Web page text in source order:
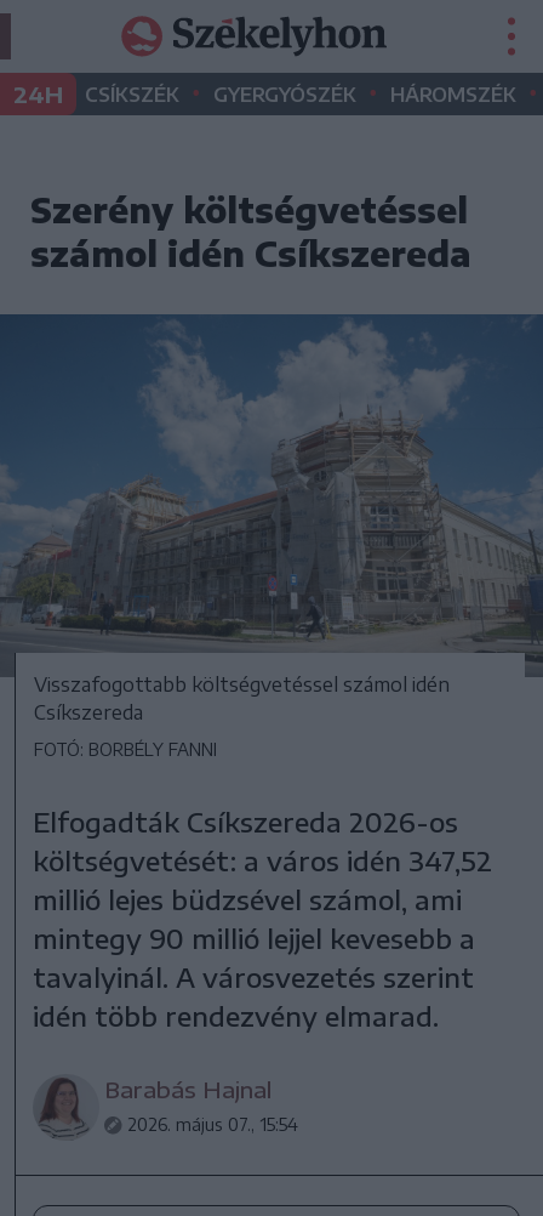
24H CSÍKSZÉK • GYERGYÓSZÉK • HÁROMSZÉK •
Szerény költségvetéssel
számol idén Csíkszereda
Visszafogottabb költségvetéssel számol idén
Csíkszereda
FOTÓ: BORBÉLY FANNI
Elfogadták Csíkszereda 2026-os
költségvetését: a város idén 347,52
millió lejes büdzsével számol, ami
mintegy 90 millió lejjel kevesebb a
tavalyinál. A városvezetés szerint
idén több rendezvény elmarad.
Barabás Hajnal
2026. május 07., 15:54